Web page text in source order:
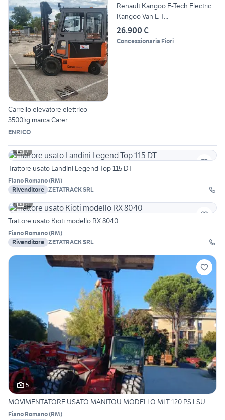
Carrello elevatore elettrico
3500kg marca Carer
ENRICO
Renault Kangoo E-Tech Electric
Kangoo Van E-T...
26.900 €
Concessionaria Fiori
7
Trattore usato Landini Legend Top 115 DT
Fiano Romano(RM)
Rivenditore ZETATRACK SRL
4
Trattore usato Kioti modello RX 8040
Fiano Romano(RM)
Rivenditore ZETATRACK SRL
5
MOVIMENTATORE USATO MANITOU MODELLO MLT 120 PS LSU
Fiano Romano(RM)